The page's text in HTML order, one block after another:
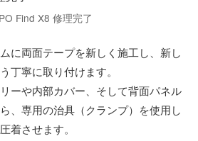
Find X8 修理完了
に両面テープを新しく施工し、新し
丁寧に取り付けます。
ーや内部カバー、そして背面パネル
、専用の治具（クランプ）を使用し
着させます。